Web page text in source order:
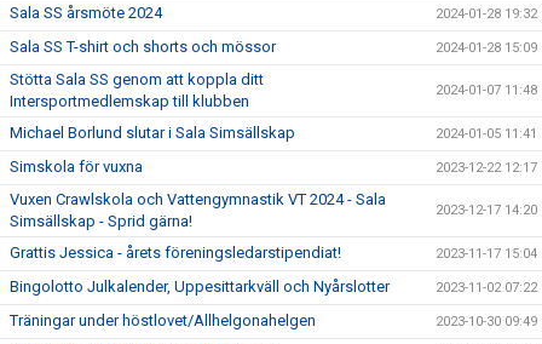
Sala SS årsmöte 2024 2024-01-28 19:32
Sala SS T-shirt och shorts och mössor 2024-01-28 15:09
Stötta Sala SS genom att koppla ditt
Intersportmedlemskap till klubben
2024-01-07 11:48
Michael Borlund slutar i Sala Simsällskap 2024-01-05 11:41
Simskola för vuxna 2023-12-22 12:17
Vuxen Crawlskola och Vattengymnastik VT 2024 - Sala
Simsällskap - Sprid gärna!
2023-12-17 14:20
Grattis Jessica - årets föreningsledarstipendiat! 2023-11-17 15:04
Bingolotto Julkalender, Uppesittarkväll och Nyårslotter 2023-11-02 07:22
Träningar under höstlovet/Allhelgonahelgen 2023-10-30 09:49